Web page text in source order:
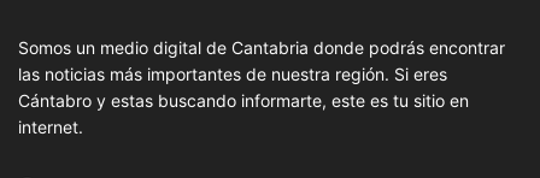
Somos un medio digital de Cantabria donde podrás encontrar
las noticias más importantes de nuestra región. Si eres
Cántabro y estas buscando informarte, este es tu sitio en
internet.